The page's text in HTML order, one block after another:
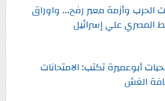
الحرب وأزمة معبر رفح... واوراق
المصري علي إسرائيل
أبوعميرة تكتب: الامتحانات
الغش